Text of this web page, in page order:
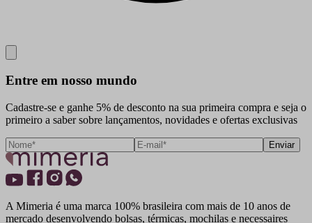
Entre em nosso mundo
Cadastre-se e ganhe 5% de desconto na sua primeira compra e seja o
primeiro a saber sobre lançamentos, novidades e ofertas exclusivas
Enviar
A Mimeria é uma marca 100% brasileira com mais de 10 anos de
mercado desenvolvendo bolsas, térmicas, mochilas e necessaires